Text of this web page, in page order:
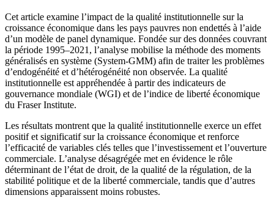
Cet article examine l’impact de la qualité institutionnelle sur la
croissance économique dans les pays pauvres non endettés à l’aide
d’un modèle de panel dynamique. Fondée sur des données couvrant
la période 1995–2021, l’analyse mobilise la méthode des moments
généralisés en système (System-GMM) afin de traiter les problèmes
d’endogénéité et d’hétérogénéité non observée. La qualité
institutionnelle est appréhendée à partir des indicateurs de
gouvernance mondiale (WGI) et de l’indice de liberté économique
du Fraser Institute.
Les résultats montrent que la qualité institutionnelle exerce un effet
positif et significatif sur la croissance économique et renforce
l’efficacité de variables clés telles que l’investissement et l’ouverture
commerciale. L’analyse désagrégée met en évidence le rôle
déterminant de l’état de droit, de la qualité de la régulation, de la
stabilité politique et de la liberté commerciale, tandis que d’autres
dimensions apparaissent moins robustes.